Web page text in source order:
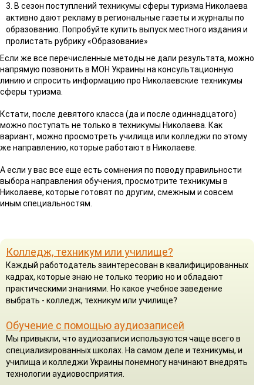
3. В сезон поступлений техникумы сферы туризма Николаева
активно дают рекламу в региональные газеты и журналы по
образованию. Попробуйте купить выпуск местного издания и
пролистать рубрику «Образование»
Если же все перечисленные методы не дали результата, можно
напрямую позвонить в МОН Украины на консультационную
линию и спросить информацию про Николаевские техникумы
сферы туризма.
Кстати, после девятого класса (да и после одиннадцатого)
можно поступать не только в техникумы Николаева. Как
вариант, можно просмотреть училища или колледжи по этому
же направлению, которые работают в Николаеве.
А если у вас все еще есть сомнения по поводу правильности
выбора направления обучения, просмотрите техникумы в
Николаеве, которые готовят по другим, смежным и совсем
иным специальностям.
Колледж, техникум или училище?
Каждый работодатель заинтересован в квалифицированных
кадрах, которые знаю не только теорию но и обладают
практическими знаниями. Но какое учебное заведение
выбрать - колледж, техникум или училище?
Обучение с помощью аудиозаписей
Мы привыкли, что аудиозаписи используются чаще всего в
специализированных школах. На самом деле и техникумы, и
училища и колледжи Украины понемногу начинают внедрять
технологии аудиовосприятия.